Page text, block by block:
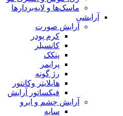
ماسک‌ها و لایه‌بردارها
آرایشی
آرایش صورت
کرم پودر
کانسیلر
پنکک
پرایمر
رژ گونه
هایلایتر وکانتور
فیکساتور آرایش
آرایش چشم و ابرو
سایه